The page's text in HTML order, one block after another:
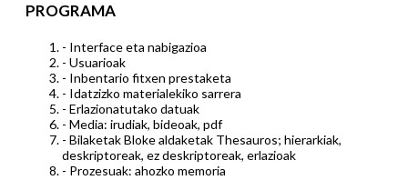
PROGRAMA
- Interface eta nabigazioa
- Usuarioak
- Inbentario fitxen prestaketa
- Idatzizko materialekiko sarrera
- Erlazionatutako datuak
- Media: irudiak, bideoak, pdf
- Bilaketak Bloke aldaketak Thesauros; hierarkiak,
deskriptoreak, ez deskriptoreak, erlazioak
- Prozesuak: ahozko memoria